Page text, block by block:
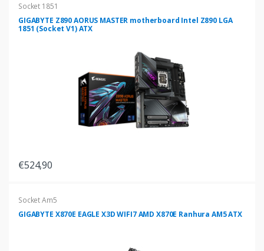
Socket 1851
GIGABYTE Z890 AORUS MASTER motherboard Intel Z890 LGA
1851 (Socket V1) ATX
€524,90
Socket Am5
GIGABYTE X870E EAGLE X3D WIFI7 AMD X870E Ranhura AM5 ATX